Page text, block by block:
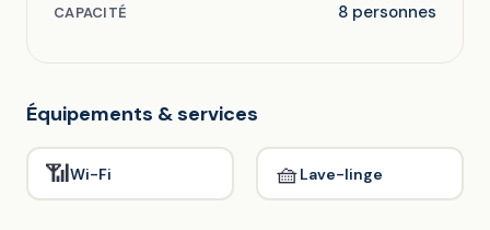
CAPACITÉ 8 personnes
Équipements & services
📶Wi-Fi 🧺Lave-linge